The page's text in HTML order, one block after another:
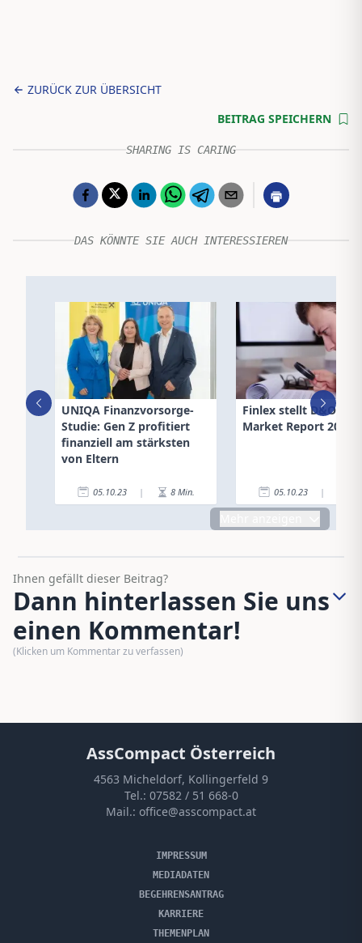
ZURÜCK ZUR ÜBERSICHT
BEITRAG SPEICHERN
SHARING IS CARING
DAS KÖNNTE SIE AUCH INTERESSIEREN
UNIQA Finanzvorsorge-
Studie: Gen Z profitiert
finanziell am stärksten
von Eltern
05.10.23 | 8 Min.
Finlex stellt D&O & Cyber
Market Report 2023
05.10.23 |
Ihnen gefällt dieser Beitrag?
Dann hinterlassen Sie uns
einen Kommentar!
(Klicken um Kommentar zu verfassen)
AssCompact Österreich
4563 Micheldorf, Kollingerfeld 9
Tel.: 07582 / 51 668-0
Mail.: office@asscompact.at
IMPRESSUM
MEDIADATEN
BEGEHRENSANTRAG
KARRIERE
THEMENPLAN